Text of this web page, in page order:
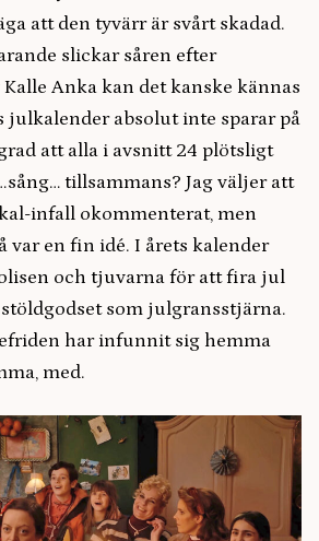
att den tyvärr är svårt skadad.
slickar såren efter
Anka kan det kanske kännas
julkalender absolut inte sparar på
att alla i avsnitt 24 plötsligt
tillsammans? Jag väljer att
infall okommenterat, men
var en fin idé. I årets kalender
och tjuvarna för att fira jul
som julgransstjärna.
har infunnit sig hemma
med.